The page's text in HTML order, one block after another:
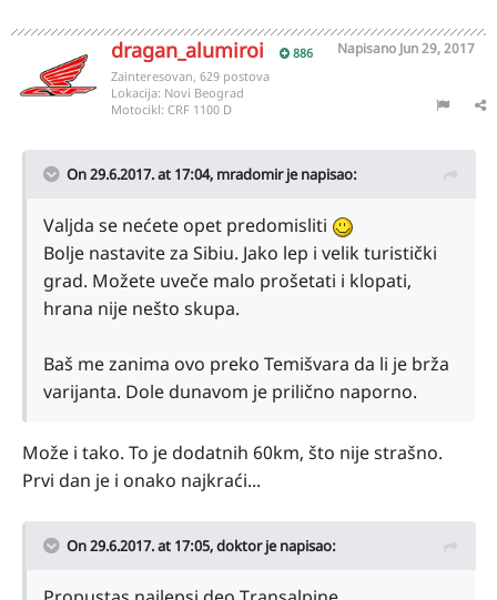
dragan_alumiroi 886 Napisano Jun 29, 2017
Zainteresovan, 629 postova
Lokacija: Novi Beograd
Motocikl: CRF 1100 D
On 29.6.2017. at 17:04, mradomirje napisao:
Valjda se nećete opet predomisliti
Bolje nastavite za Sibiu. Jako lep i velik turistički
grad. Možete uveče malo prošetati i klopati,
hrana nije nešto skupa.
Baš me zanima ovo preko Temišvara da li je brža
varijanta. Dole dunavom je prilično naporno.
Može i tako. To je dodatnih 60km, što nije strašno.
Prvi dan je i onako najkraći...
On 29.6.2017. at 17:05,doktorje napisao: